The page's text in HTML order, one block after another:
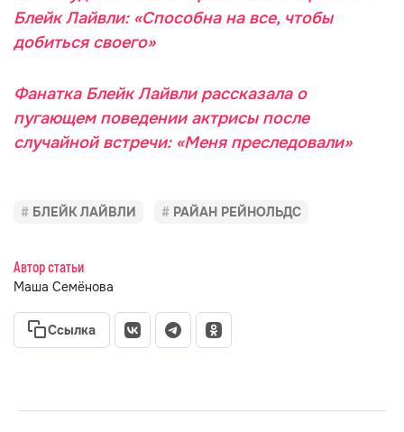
Блейк Лайвли: «Способна на все, чтобы
добиться своего»
Фанатка Блейк Лайвли рассказала о
пугающем поведении актрисы после
случайной встречи: «Меня преследовали»
БЛЕЙК ЛАЙВЛИ РАЙАН РЕЙНОЛЬДС
Автор статьи
Маша Семёнова
Ссылка